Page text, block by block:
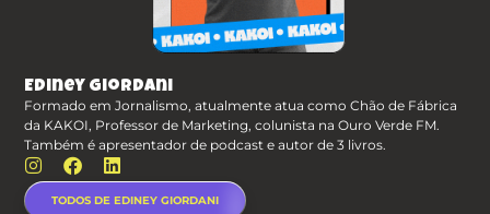
Ediney Giordani
Formado em Jornalismo, atualmente atua como Chão de Fábrica
da KAKOI, Professor de Marketing, colunista na Ouro Verde FM.
Também é apresentador de podcast e autor de 3 livros.
TODOS DE EDINEY GIORDANI